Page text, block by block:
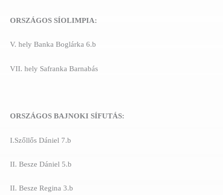
ORSZÁGOS SÍOLIMPIA:
V. hely Banka Boglárka 6.b
VII. hely Safranka Barnabás
ORSZÁGOS BAJNOKI SÍFUTÁS:
I.Szőllős Dániel 7.b
II. Besze Dániel 5.b
II. Besze Regina 3.b